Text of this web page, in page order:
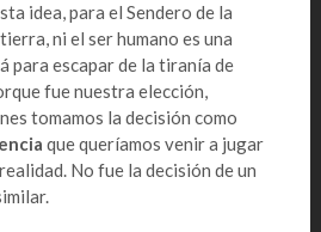
idea, para el Sendero de la
ni el ser humano es una
para escapar de la tiranía de
fue nuestra elección,
tomamos la decisión como
que queríamos venir a jugar
No fue la decisión de un